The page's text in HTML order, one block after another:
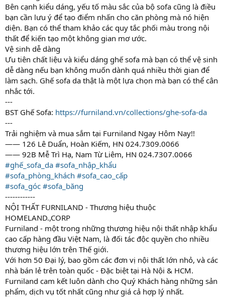
Bên cạnh kiểu dáng, yếu tố màu sắc của bộ sofa cũng là điều
bạn cần lưu ý để tạo điểm nhấn cho căn phòng mà nó hiện
diện. Bạn có thể tham khảo các quy tắc phối màu trong nội
thất để kiến tạo một không gian mơ ước.
Vệ sinh dễ dàng
Ưu tiên chất liệu và kiểu dáng ghế sofa mà bạn có thể vệ sinh
dễ dàng nếu bạn không muốn dành quá nhiều thời gian để
làm sạch. Ghế sofa da thật là một lựa chọn mà bạn có thể cân
nhắc tới.
---
BST Ghế Sofa: https://furniland.vn/collections/ghe-sofa-da
---
Trải nghiệm và mua sắm tại Furniland Ngay Hôm Nay!!
—— 126 Lê Duẩn, Hoàn Kiếm, HN 024.7309.0066
—— 92B Mễ Trì Hạ, Nam Từ Liêm, HN 024.7307.0066
#ghế_sofa_da #sofa_nhập_khẩu
#sofa_phòng_khách #sofa_cao_cấp
#sofa_góc #sofa_băng
------------
NỘI THẤT FURNILAND - Thương hiệu thuộc
HOMELAND.,CORP
Furniland - một trong những thương hiệu nội thất nhập khẩu
cao cấp hàng đầu Việt Nam, là đối tác độc quyền cho nhiều
thương hiệu lớn trên Thế giới.
Với hơn 50 Đại lý, bao gồm các đơn vị nội thất lớn nhỏ, và các
nhà bán lẻ trên toàn quốc - Đặc biệt tại Hà Nội & HCM.
Furniland cam kết luôn dành cho Quý Khách hàng những sản
phẩm, dịch vụ tốt nhất cũng như giá cả hợp lý nhất.